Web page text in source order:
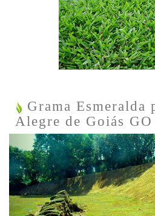
Grama Esmeralda
Alegre de Goiás GO
Previous